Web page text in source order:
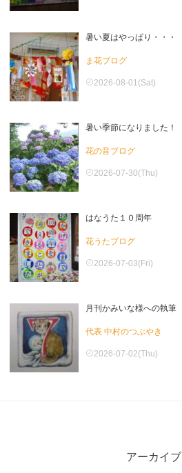
暑い夏はやっぱり・・・
ま花ブログ
2026-08-01(Sat)
暑い季節になりました！
花の音ブログ
2026-07-30(Thu)
はなうた１０周年
花うたブログ
2026-07-03(Fri)
月刊かみいな様への執筆
代表 中村のつぶやき
2026-07-02(Thu)
アーカイブ